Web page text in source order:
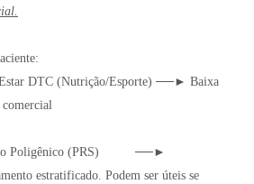
DTC (Nutrição/Esporte) ──► Baixa
Poligênico (PRS) ──►
estratificado. Podem ser úteis se